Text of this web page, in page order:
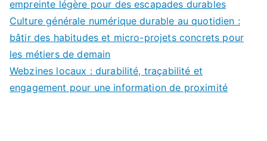
empreinte légère pour des escapades durables
Culture générale numérique durable au quotidien :
bâtir des habitudes et micro-projets concrets pour
les métiers de demain
Webzines locaux : durabilité, traçabilité et
engagement pour une information de proximité